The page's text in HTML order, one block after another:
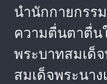
นำนักกายกรร
ความตื่นตาตื่น
พระบาทสมเด็
สมเด็จพระนา